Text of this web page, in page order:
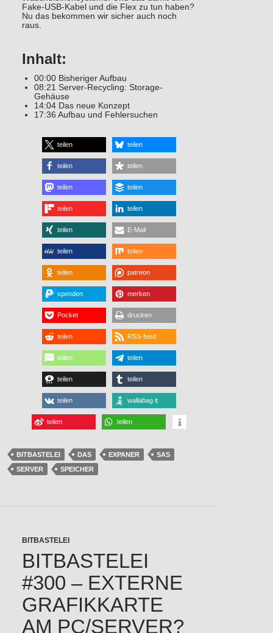
Fake-USB-Kabel und die Flex zu tun haben?
Nu das bekommen wir sicher auch noch
raus.
Inhalt:
00:00 Bisheriger Aufbau
08:21 Server-Recycling: Storage-
Gehäuse
14:04 Das neue Konzept
17:36 Aufbau und Fehlersuchen
teilen teilen
teilen teilen
teilen teilen
teilen teilen
teilen E-Mail
teilen teilen
teilen patreon
spenden merken
Pocket drucken
teilen RSS-feed
teilen teilen
teilen teilen
teilen wallabag it
teilen teilen
BITBASTELEI DAS EXPANER
SAS
SERVER
SPEICHER
BITBASTELEI
BITBASTELEI
#300 – EXTERNE
GRAFIKKARTE
AM PC/SERVER?